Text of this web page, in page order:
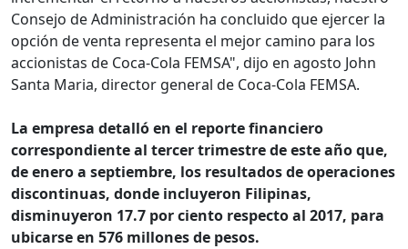
Consejo de Administración ha concluido que ejercer la
opción de venta representa el mejor camino para los
accionistas de Coca-Cola FEMSA", dijo en agosto John
Santa Maria, director general de Coca-Cola FEMSA.
La empresa detalló en el reporte financiero
correspondiente al tercer trimestre de este año que,
de enero a septiembre, los resultados de operaciones
discontinuas, donde incluyeron Filipinas,
disminuyeron 17.7 por ciento respecto al 2017, para
ubicarse en 576 millones de pesos.